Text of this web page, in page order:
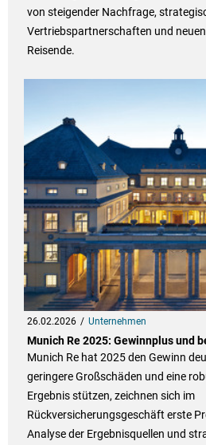
von steigender Nachfrage,
Vertriebspartnerschaften und
Reisende.
26.02.2026 Unternehmen
Munich Re 2025: Gewinnplus und
Munich Re hat 2025 den Gewinn
geringere Großschäden und eine
Ergebnis stützen, zeichnen sich im
Rückversicherungsgeschäft erste
Analyse der Ergebnisquellen und